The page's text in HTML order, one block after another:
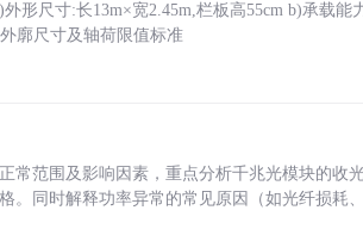
形尺寸:长13m×宽2.45m,栏板高55cm b)承载能
廓尺寸及轴荷限值标准
常范围及影响因素，重点分析千兆光模块的收
。同时解释功率异常的常见原因（如光纤损耗